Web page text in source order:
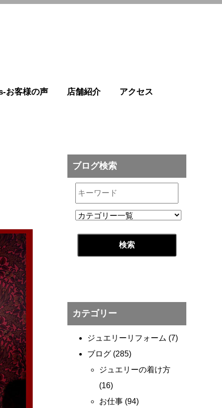
お客様の声 店舗紹介 アクセス
ブログ検索
カテゴリー
ジュエリーリフォーム (7)
ブログ (285)
ジュエリーの着け方
(16)
お仕事 (94)